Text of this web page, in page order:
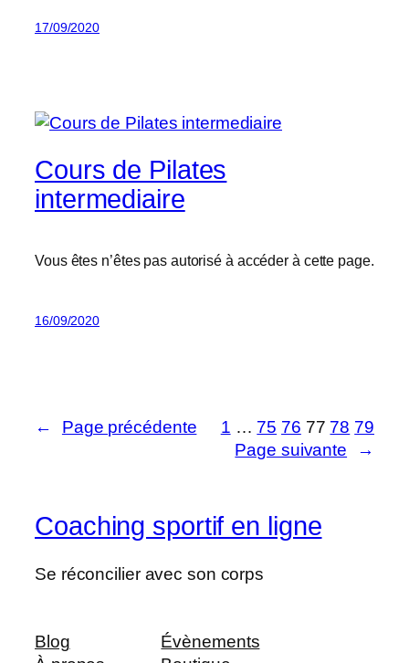
17/09/2020
Cours de Pilates
intermediaire
Vous êtes n’êtes pas autorisé à accéder à cette page.
16/09/2020
← Page précédente 1 … 75 76 77 78 79
Page suivante
→
Coaching sportif en ligne
Se réconcilier avec son corps
Blog
Évènements